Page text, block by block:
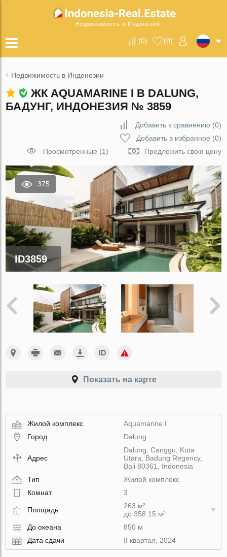
Недвижимость в Индонезии
(0) (0)
Недвижимость в Индонезии
ЖК AQUAMARINE I В DALUNG,
БАДУНГ, ИНДОНЕЗИЯ № 3859
Добавить к сравнению (0)
Добавить в избранное (0)
Просмотренные (1)
Предложить свою цену
375
ID3859
Показать на карте
Жилой комплекс
Aquamarine I
Город
Dalung
Адрес
Dalung, Canggu, Kuta
Utara, Badung Regency,
Bali 80361, Indonesia
Тип
Жилой комплекс
Комнат
3
Площадь
263 м²
до 358.15 м²
До океана
850 м
Дата сдачи
II квартал, 2024